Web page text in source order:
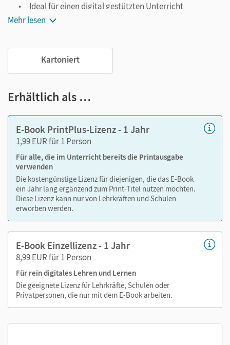
Ideal für einen digital gestützten Unterricht
Notiz- und Markierungsmöglichkeit
Viele digitale Funktionen unterstützen das Lehren und
Lernen:
Notizen erstellen
Lesezeichen hinzufügen
Zoomen
Mehr lesen
Kartoniert
Erhältlich als …
E-Book PrintPlus-Lizenz - 1 Jahr
1,99 EUR für 1 Person
Für alle, die im Unterricht bereits die Printausgabe
verwenden
Die kostengünstige Lizenz für diejenigen, die das E-Book
ein Jahr lang ergänzend zum Print-Titel nutzen möchten.
Diese Lizenz kann nur von Lehrkräften und Schulen
erworben werden.
E-Book Einzellizenz - 1 Jahr
8,99 EUR für 1 Person
Für rein digitales Lehren und Lernen
Die geeignete Lizenz für Lehrkräfte, Schulen oder
Privatpersonen, die nur mit dem E-Book arbeiten.